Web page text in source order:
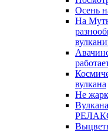
Осень
На
вулкана
Не
РЕЛАКС